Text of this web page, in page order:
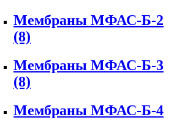
Мембраны МФАС-Б-2
(8)
Мембраны МФАС-Б-3
(8)
Мембраны МФАС-Б-4